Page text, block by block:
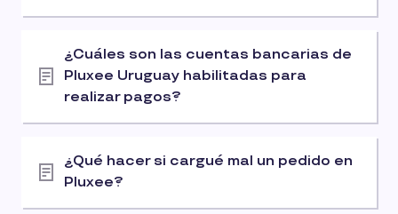
¿Cuáles son las cuentas bancarias de
Pluxee Uruguay habilitadas para
realizar pagos?
¿Qué hacer si cargué mal un pedido en
Pluxee?